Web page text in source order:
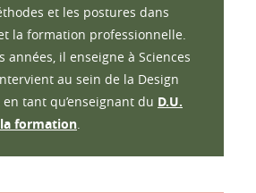
et les postures dans
la formation professionnelle.
années, il enseigne à Sciences
au sein de la Design
en tant qu’enseignant du D.U.
formation.